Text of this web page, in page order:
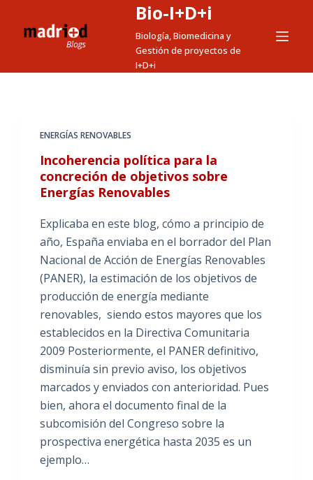
t
Bio-I+D+i
Biología, Biomedicina y
Gestión de proyectos de
I+D+i
ENERGÍAS RENOVABLES
Incoherencia política para la
concreción de objetivos sobre
Energías Renovables
Explicaba en este blog, cómo a principio de
año, España enviaba en el borrador del Plan
Nacional de Acción de Energías Renovables
(PANER), la estimación de los objetivos de
producción de energía mediante
renovables, siendo estos mayores que los
establecidos en la Directiva Comunitaria
2009 Posteriormente, el PANER definitivo,
disminuía sin previo aviso, los objetivos
marcados y enviados con anterioridad. Pues
bien, ahora el documento final de la
subcomisión del Congreso sobre la
prospectiva energética hasta 2035 es un
ejemplo…